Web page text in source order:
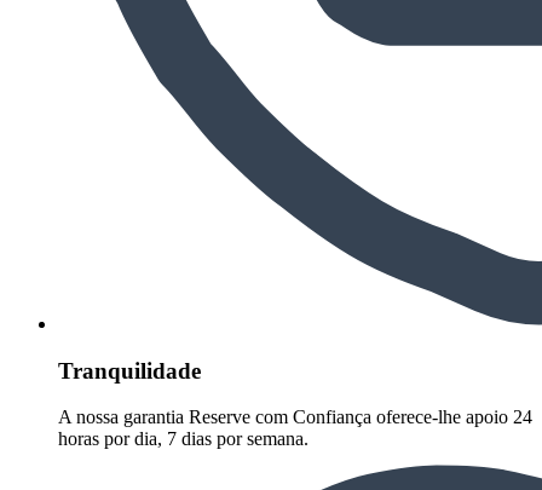
Tranquilidade
A nossa garantia Reserve com Confiança oferece-lhe apoio 24
horas por dia, 7 dias por semana.